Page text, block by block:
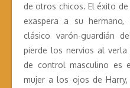
de otros chicos. El éxito
exaspera a su
clásico varón-guardián
pierde los nervios al
de control masculino es
mujer a los ojos de